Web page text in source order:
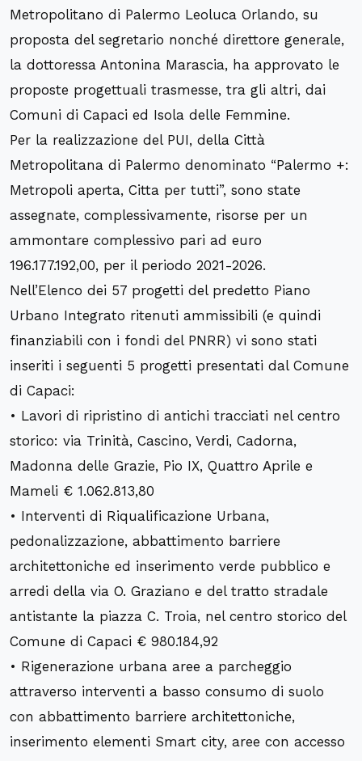
Metropolitano di Palermo Leoluca Orlando, su
proposta del segretario nonché direttore generale,
la dottoressa Antonina Marascia, ha approvato le
proposte progettuali trasmesse, tra gli altri, dai
Comuni di Capaci ed Isola delle Femmine.
Per la realizzazione del PUI, della Città
Metropolitana di Palermo denominato “Palermo +:
Metropoli aperta, Citta per tutti”, sono state
assegnate, complessivamente, risorse per un
ammontare complessivo pari ad euro
196.177.192,00, per il periodo 2021-2026.
Nell’Elenco dei 57 progetti del predetto Piano
Urbano Integrato ritenuti ammissibili (e quindi
finanziabili con i fondi del PNRR) vi sono stati
inseriti i seguenti 5 progetti presentati dal Comune
di Capaci:
• Lavori di ripristino di antichi tracciati nel centro
storico: via Trinità, Cascino, Verdi, Cadorna,
Madonna delle Grazie, Pio IX, Quattro Aprile e
Mameli € 1.062.813,80
• Interventi di Riqualificazione Urbana,
pedonalizzazione, abbattimento barriere
architettoniche ed inserimento verde pubblico e
arredi della via O. Graziano e del tratto stradale
antistante la piazza C. Troia, nel centro storico del
Comune di Capaci € 980.184,92
• Rigenerazione urbana aree a parcheggio
attraverso interventi a basso consumo di suolo
con abbattimento barriere architettoniche,
inserimento elementi Smart city, aree con accesso